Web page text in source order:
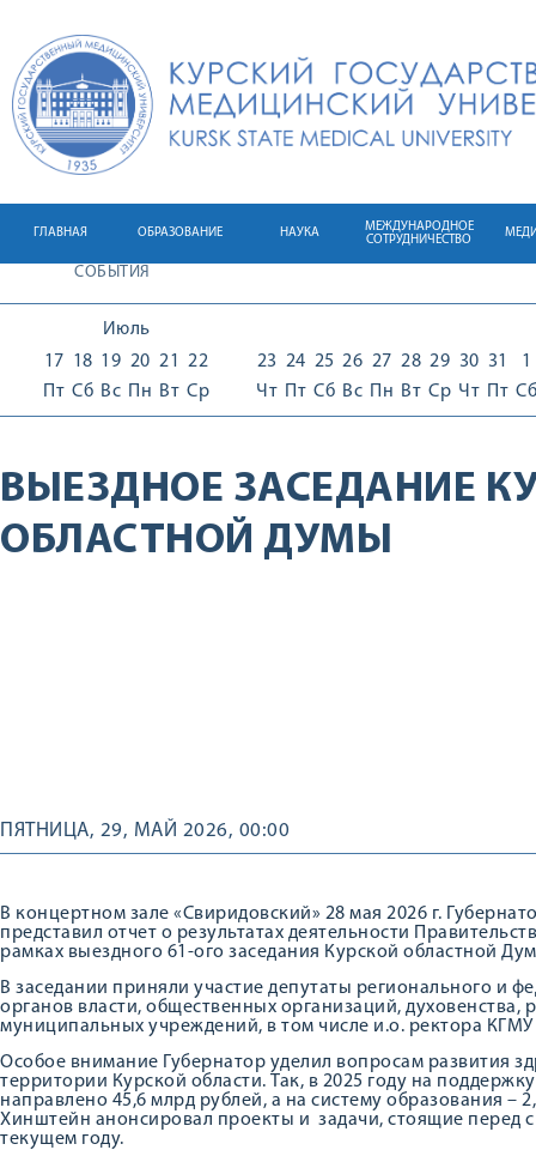
ГЛАВНАЯ ОБРАЗОВАНИЕ НАУКА
МЕЖДУНАРОДНОЕ
СОТРУДНИЧЕСТВО
СОБЫТИЯ
Июль
17
Пт
18
Сб
19
Вс
20
Пн
21
Вт
22
Ср
23
Чт
24
Пт
25
Сб
26
Вс
27
Пн
28
Вт
29
Ср
30
Чт
31
Пт
1
Сб
ВЫЕЗДНОЕ ЗАСЕДАНИЕ
ОБЛАСТНОЙ ДУМЫ
ПЯТНИЦА, 29, МАЙ 2026, 00:00
В концертном зале «Свиридовский» 28 мая 2026 г.
представил отчет о результатах деятельности
рамках выездного 61-ого заседания Курской областной
В заседании приняли участие депутаты регионального и
органов власти, общественных организаций,
муниципальных учреждений, в том числе и.о. ректора
Особое внимание Губернатор уделил вопросам развития
территории Курской области. Так, в 2025 году на
направлено 45,6 млрд рублей, а на систему образования –
Хинштейн анонсировал проекты и задачи, стоящие перед
текущем году.